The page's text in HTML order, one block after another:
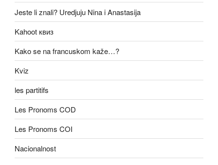
Jeste li znali? Uredjuju Nina i Anastasija
Kahoot квиз
Kako se na francuskom kaže…?
Kviz
les partitifs
Les Pronoms COD
Les Pronoms COI
Nacionalnost